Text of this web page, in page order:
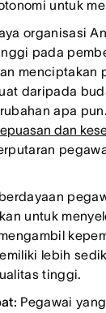
untuk
organisasi
pada
menciptakan
daripada
apa
dan
untuk
lebih
tinggi.
Pegawai